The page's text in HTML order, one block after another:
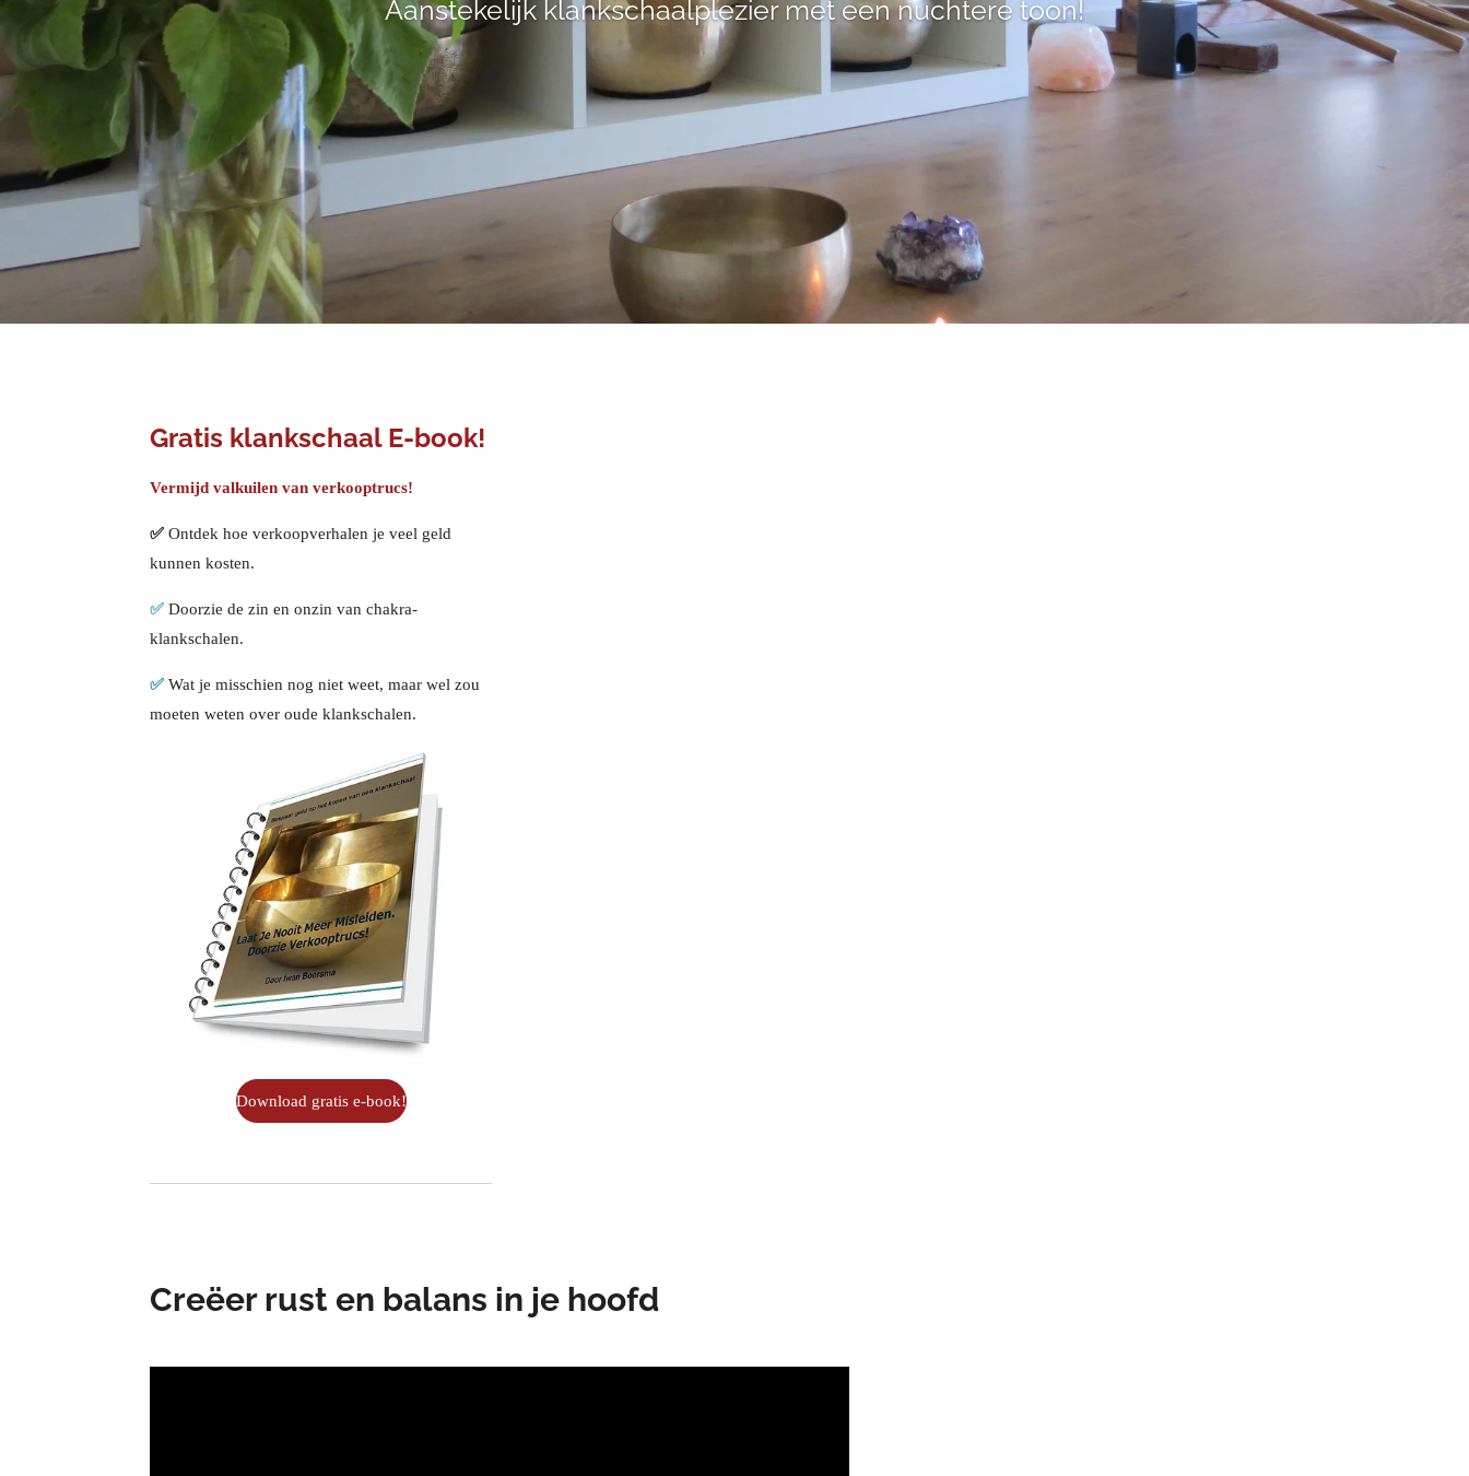
Aanstekelijk klankschaalplezier met een nuchtere toon!
Gratis klankschaal E-book!
Vermijd valkuilen van verkooptrucs!
✅ Ontdek hoe verkoopverhalen je veel geld
kunnen kosten.
✅ Doorzie de zin en onzin van chakra-
klankschalen.
✅ Wat je misschien nog niet weet, maar wel zou
moeten weten over oude klankschalen.
Download gratis e-book!
Creëer rust en balans in je hoofd